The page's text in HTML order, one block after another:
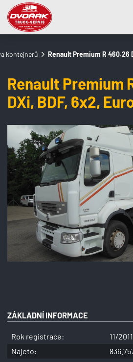
kontejnerů Renault Premium R 460.26
Renault Premium
DXi, BDF, 6x2,
ZÁKLADNÍ INFORMACE
Rok registrace:
11/2011
Najeto: